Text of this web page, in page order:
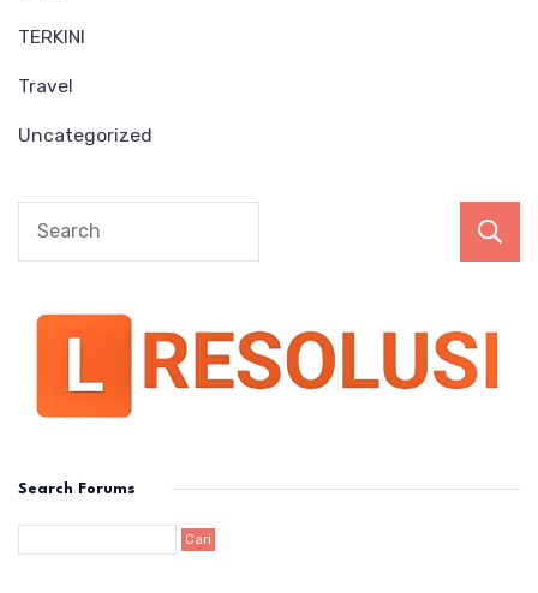
TERKINI
Travel
Uncategorized
Search Forums